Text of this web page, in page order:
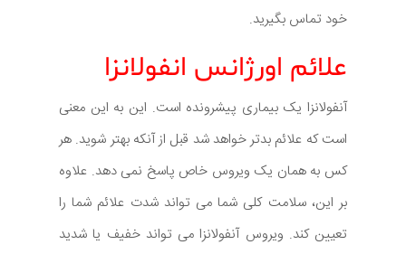
خود تماس بگیرید.
علائم اورژانس انفولانزا
آنفولانزا یک بیماری پیشرونده است. این به این معنی
است که علائم بدتر خواهد شد قبل از آنکه بهتر شوید. هر
کس به همان یک ویروس خاص پاسخ نمی دهد. علاوه
بر این، سلامت کلی شما می تواند شدت علائم شما را
تعیین کند. ویروس آنفولانزا می تواند خفیف یا شدید